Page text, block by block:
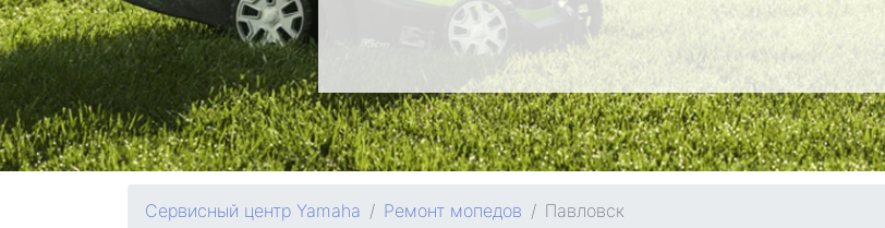
Сервисный центр Yamaha Ремонт мопедов Павловск